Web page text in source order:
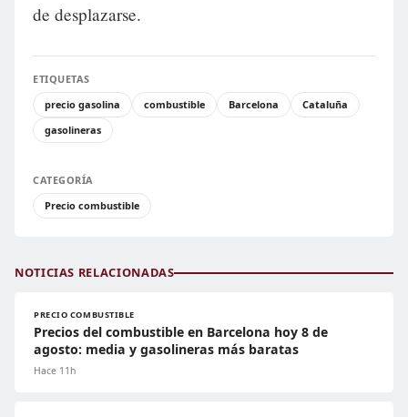
de desplazarse.
ETIQUETAS
precio gasolina
combustible Barcelona
Cataluña
gasolineras
CATEGORÍA
Precio combustible
NOTICIAS RELACIONADAS
PRECIO COMBUSTIBLE
Precios del combustible en Barcelona hoy 8 de
agosto: media y gasolineras más baratas
Hace 11h